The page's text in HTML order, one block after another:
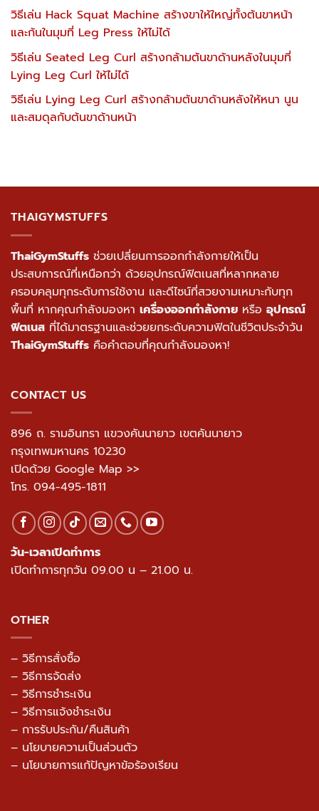
วิธีเล่น Hack Squat Machine สร้างขาให้ใหญ่ทั้งต้นขาหน้า
และก้นในมุมที่ Leg Press ให้ไม่ได้
วิธีเล่น Seated Leg Curl สร้างกล้ามต้นขาด้านหลังในมุมที่
Lying Leg Curl ให้ไม่ได้
วิธีเล่น Lying Leg Curl สร้างกล้ามต้นขาด้านหลังให้หนา นูน
และสมดุลกับต้นขาด้านหน้า
THAIGYMSTUFFS
ThaiGymStuffs ช่วยเปลี่ยนการออกกำลังกายให้เป็น
ประสบการณ์ที่เหนือกว่า ด้วยอุปกรณ์ฟิตเนสที่หลากหลาย
ครอบคลุมทุกระดับการใช้งาน และดีไซน์ที่สวยงามเหมาะกับทุก
พื้นที่ หากคุณกำลังมองหา เครื่องออกกำลังกาย หรือ อุปกรณ์
ฟิตเนส ที่ได้มาตรฐานและช่วยยกระดับความฟิตในชีวิตประจำวัน
ThaiGymStuffs คือคำตอบที่คุณกำลังมองหา!
CONTACT US
896 ถ. รามอินทรา แขวงคันนายาว เขตคันนายาว
กรุงเทพมหานคร 10230
เปิดด้วย Google Map >>
โทร. 094-495-1811
วัน-เวลาเปิดทำการ
เปิดทำการทุกวัน 09.00 น – 21.00 น.
OTHER
– วิธีการสั่งซื้อ
– วิธีการจัดส่ง
– วิธีการชำระเงิน
– วิธีการแจ้งชำระเงิน
– การรับประกัน/คืนสินค้า
– นโยบายความเป็นส่วนตัว
– นโยบายการแก้ปัญหาข้อร้องเรียน